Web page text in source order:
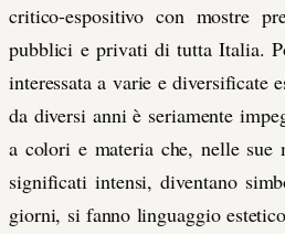
critico-espositivo con mostre
pubblici e privati di tutta Italia.
interessata a varie e diversificate
da diversi anni è seriamente
a colori e materia che, nelle sue
significati intensi, diventano
giorni, si fanno linguaggio